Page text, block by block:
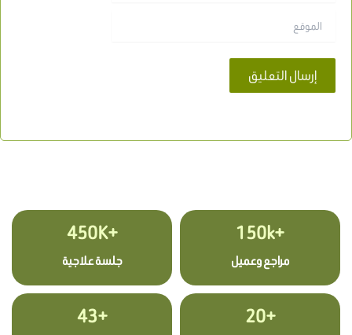
+150k
مراجع وعميل
+450K
جلسة علاجية
+20
+43